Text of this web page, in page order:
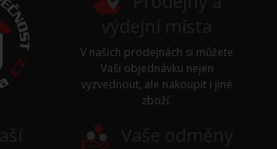
V našich prodejnách si můžete
Vaši objednávku nejen
vyzvednout, ale nakoupit i jiné
zboží.